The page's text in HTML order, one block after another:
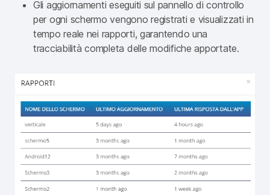
Gli aggiornamenti eseguiti sul pannello di controllo
per ogni schermo vengono registrati e visualizzati in
tempo reale nei rapporti, garantendo una
tracciabilità completa delle modifiche apportate.